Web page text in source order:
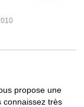
propose une
connaissez très